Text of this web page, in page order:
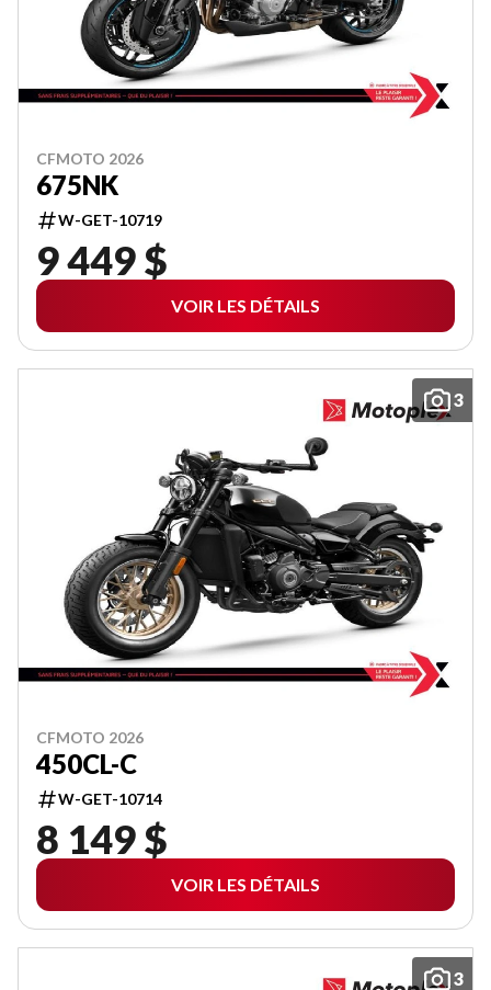
CFMOTO 2026
675NK
W-GET-10719
9 449 $
VOIR LES DÉTAILS
3
CFMOTO 2026
450CL-C
W-GET-10714
8 149 $
VOIR LES DÉTAILS
3